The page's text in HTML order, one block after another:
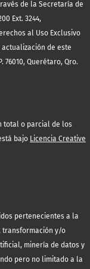
de la Secretaría de
Ext. 3244,
al Uso Exclusivo
actualización de este
76010, Querétaro, Qro.
total o parcial de los
bajo Licencia Creative
pertenecientes a la
transformación y/o
minería de datos y
pero no limitado a la